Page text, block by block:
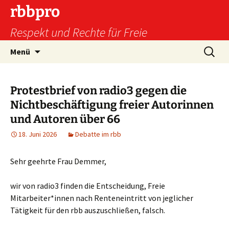
Zum
Inhalt
springen
rbbpro
Respekt und Rechte für Freie
Menü
Suchen
nach:
Protestbrief von radio3 gegen die
Nichtbeschäftigung freier Autorinnen
und Autoren über 66
18. Juni 2026 Debatte im rbb
Sehr geehrte Frau Demmer,
wir von radio3 finden die Entscheidung, Freie
Mitarbeiter*innen nach Renteneintritt von jeglicher
Tätigkeit für den rbb auszuschließen, falsch.